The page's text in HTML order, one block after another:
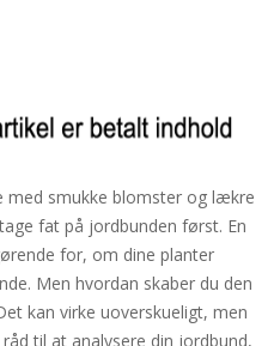
med smukke blomster og lækre
fat på jordbunden først. En
for, om dine planter
Men hvordan skaber du den
kan virke uoverskueligt, men
til at analysere din jordbund,